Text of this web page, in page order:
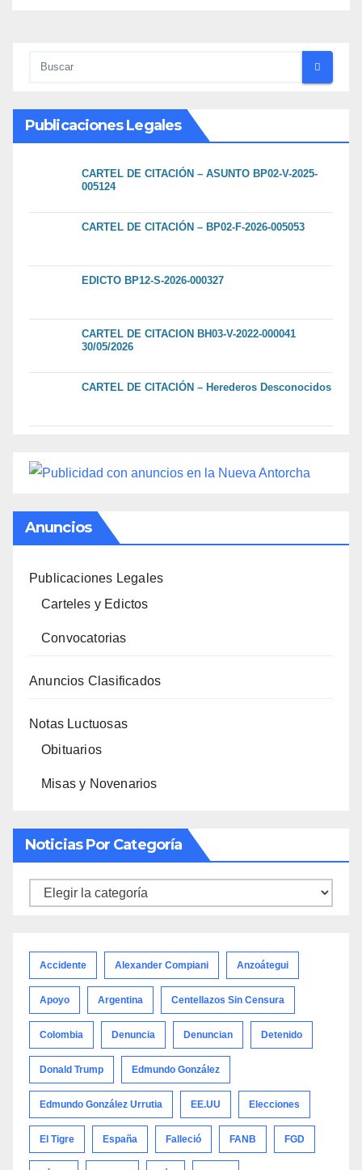
Publicaciones Legales
CARTEL DE CITACIÓN – ASUNTO BP02-V-2025-
005124
CARTEL DE CITACIÓN – BP02-F-2026-005053
EDICTO BP12-S-2026-000327
CARTEL DE CITACION BH03-V-2022-000041
30/05/2026
CARTEL DE CITACIÓN – Herederos Desconocidos
Anuncios
Publicaciones Legales
Carteles y Edictos
Convocatorias
Anuncios Clasificados
Notas Luctuosas
Obituarios
Misas y Novenarios
Noticias Por Categoría
Noticias
Accidente Alexander Compiani Anzoátegui
Apoyo Argentina Centellazos Sin Censura
Colombia Denuncia Denuncian Detenido
Donald Trump Edmundo González
Edmundo González Urrutia EE.UU Elecciones
El Tigre España Falleció FANB FGD